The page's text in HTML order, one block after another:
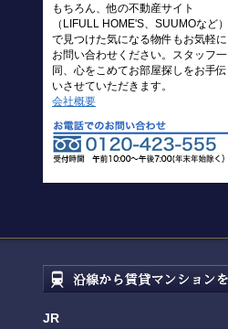
もちろん、他の不動産サイト
（LIFULL HOME'S、SUUMOなど）
で見つけた気になる物件もお気軽に
お問い合わせください。スタッフ一
同、心をこめてお部屋探しをお手伝
いさせていただきます。
会社概要
JR